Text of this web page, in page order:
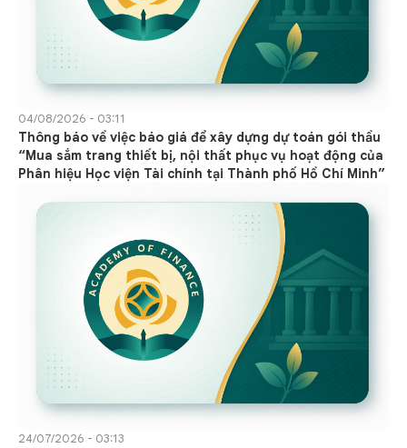
04/08/2026 - 03:11
Thông báo về việc báo giá để xây dựng dự toán gói thầu
“Mua sắm trang thiết bị, nội thất phục vụ hoạt động của
Phân hiệu Học viện Tài chính tại Thành phố Hồ Chí Minh”
24/07/2026 - 03:13